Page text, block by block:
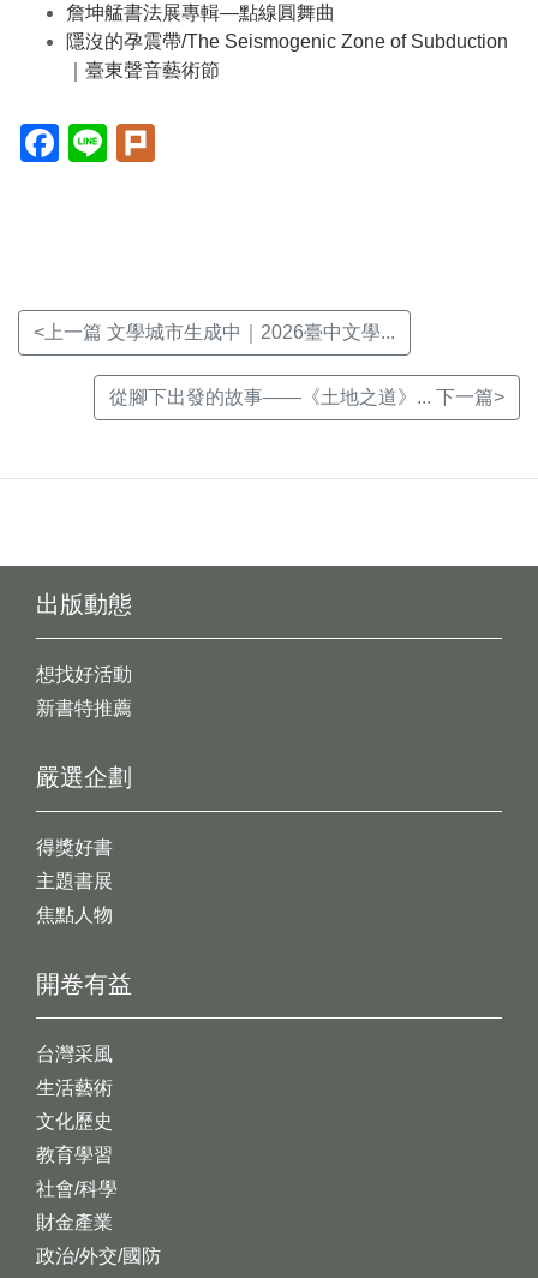
詹坤艋書法展專輯—點線圓舞曲
隱沒的孕震帶/The Seismogenic Zone of Subduction
｜臺東聲音藝術節
Facebook(另
開
Line(另
開
<上一篇 文學城市生成中｜2026臺中文學...
從腳下出發的故事——《土地之道》... 下一篇>
出版動態
想找好活動
新書特推薦
開卷有益
台灣采風
生活藝術
文化歷史
教育學習
社會/科學
財金產業
政治/外交/國防
嚴選企劃
得獎好書
主題書展
焦點人物